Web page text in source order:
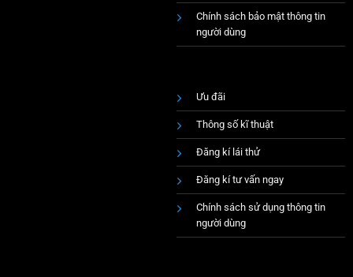
Chính sách bảo mật thông tin
người dùng
Ưu đãi
Thông số kĩ thuật
Đăng kí lái thử
Đăng kí tư vấn ngay
Chính sách sử dụng thông tin
người dùng